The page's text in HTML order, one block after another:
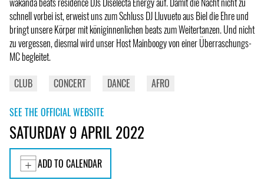
schnell vorbei ist, erweist uns zum Schluss DJ Lluvueto aus Biel die Ehre und
bringt unsere Körper mit königinnenlichen beats zum Weitertanzen. Und nicht
zu vergessen, diesmal wird unser Host Mainboogy von einer Überraschungs-
MC begleitet.
CLUB
CONCERT DANCE AFRO
SEE THE OFFICIAL WEBSITE
SATURDAY 9 APRIL 2022
ADD TO CALENDAR